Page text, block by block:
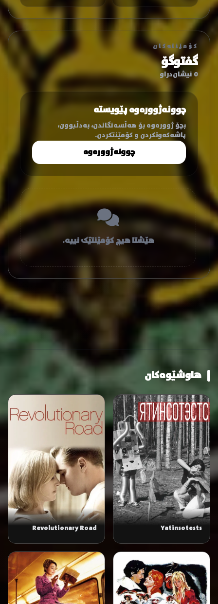
کۆمێنتەکان
گفتوگۆ
0 نیشان‌دراو
چوونەژوورەوە پێویستە
بچۆ ژوورەوە بۆ هەڵسەنگاندن، بەدڵبوون،
پاشەکەوتکردن و کۆمێنتکردن.
چوونەژوورەوە
هێشتا هیچ کۆمێنتێک نییە.
هاوشێوەکان
Yatinsotests
Revolutionary Road